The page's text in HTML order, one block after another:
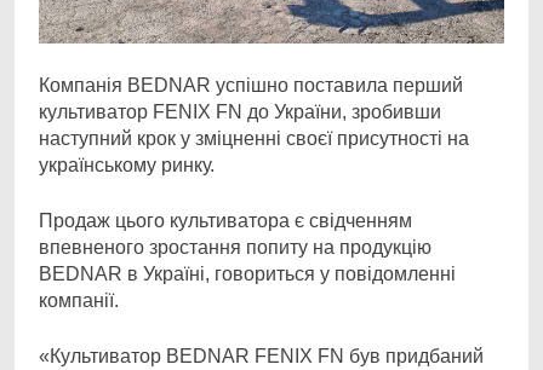
Компанія BEDNAR успішно поставила перший
культиватор FENIX FN до України, зробивши
наступний крок у зміцненні своєї присутності на
українському ринку.
Продаж цього культиватора є свідченням
впевненого зростання попиту на продукцію
BEDNAR в Україні, говориться у повідомленні
компанії.
«Культиватор BEDNAR FENIX FN був придбаний